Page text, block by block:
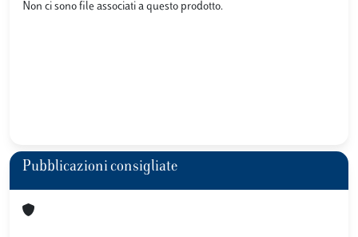
Non ci sono file associati a questo prodotto.
Pubblicazioni consigliate